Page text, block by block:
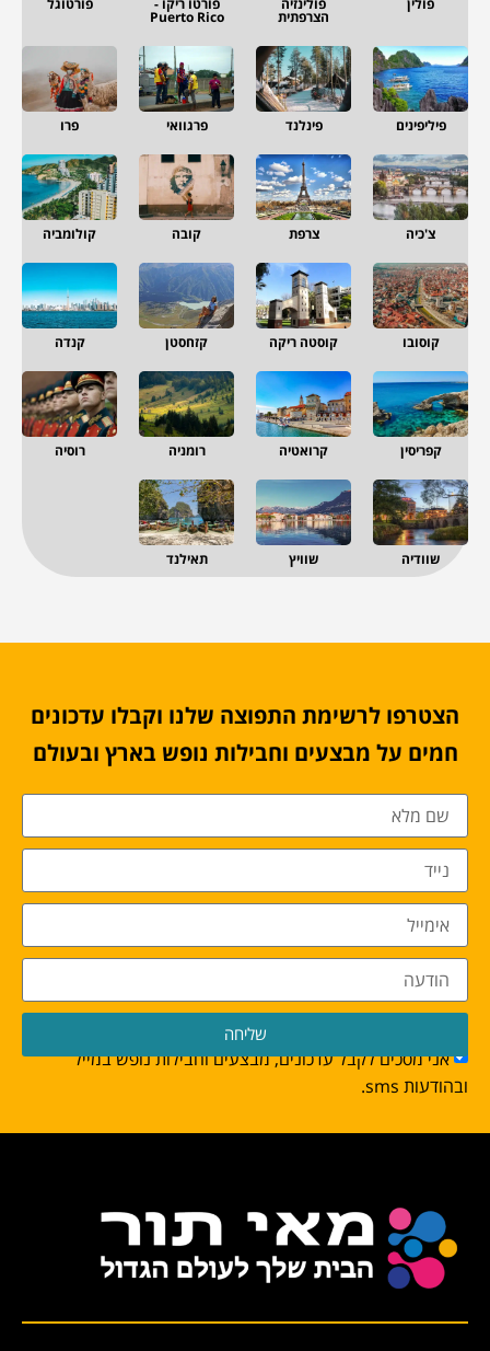
הצרפתית Puerto Rico
פיליפינים פינלנד פרגוואי פרו
צ'כיה צרפת קובה קולומביה
קוסובו קוסטה ריקה קזחסטן קנדה
קפריסין קרואטיה רומניה רוסיה
שוודיה שוויץ תאילנד
הצטרפו לרשימת התפוצה שלנו וקבלו עדכונים
חמים על מבצעים וחבילות נופש בארץ ובעולם
אני מסכים לקבל עדכונים, מבצעים וחבילות נופש במייל
ובהודעות sms.
שליחה